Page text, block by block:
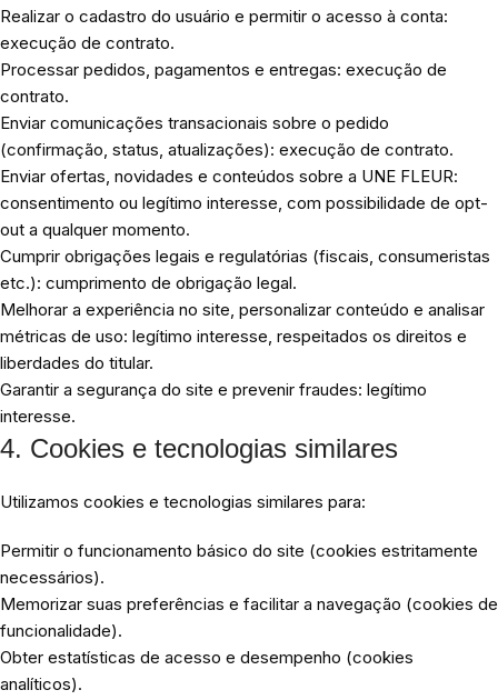
Realizar o cadastro do usuário e permitir o acesso à conta:
execução de contrato.
Processar pedidos, pagamentos e entregas: execução de
contrato.
Enviar comunicações transacionais sobre o pedido
(confirmação, status, atualizações): execução de contrato.
Enviar ofertas, novidades e conteúdos sobre a UNE FLEUR:
consentimento ou legítimo interesse, com possibilidade de opt-
out a qualquer momento.
Cumprir obrigações legais e regulatórias (fiscais, consumeristas
etc.): cumprimento de obrigação legal.
Melhorar a experiência no site, personalizar conteúdo e analisar
métricas de uso: legítimo interesse, respeitados os direitos e
liberdades do titular.
Garantir a segurança do site e prevenir fraudes: legítimo
interesse.
4. Cookies e tecnologias similares
Utilizamos cookies e tecnologias similares para:
Permitir o funcionamento básico do site (cookies estritamente
necessários).
Memorizar suas preferências e facilitar a navegação (cookies de
funcionalidade).
Obter estatísticas de acesso e desempenho (cookies
analíticos).